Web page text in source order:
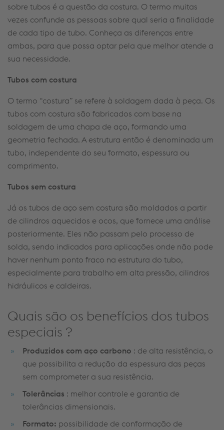
sobre tubos é a questão da costura. O termo muitas
vezes confunde as pessoas sobre qual seria a finalidade
de cada tipo de tubo. Conheça as diferenças entre
ambas, para que possa optar pela que melhor atende a
sua necessidade.
Tubos com costura
O termo “costura” se refere à soldagem dada à peça. Os
tubos com costura são fabricados com base na
soldagem de uma chapa de aço, formando uma
geometria fechada. A estrutura então é denominada um
tubo, independente do seu formato, espessura ou
comprimento.
Tubos sem costura
Já os tubos de aço sem costura são moldados a partir
de cilindros aquecidos e ocos, que fornece uma análise
posteriormente. Eles não passam pelo processo de
solda, sendo indicados para aplicações onde não pode
haver nenhum ponto fraco na estrutura do tubo,
especialmente para trabalho em alta pressão, cilindros
hidráulicos e caldeiras.
Quais são os benefícios dos tubos
especiais ?
Produzidos com aço carbono : de alta resistência, o
que possibilita a redução da espessura das peças
sem comprometer a sua resistência.
Tolerâncias : melhor controle e garantia de
tolerâncias dimensionais.
Formato: possibilidade de conformação de